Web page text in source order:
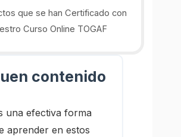
que se han Certificado con
Curso Online TOGAF
contenido
una efectiva forma
aprender en estos